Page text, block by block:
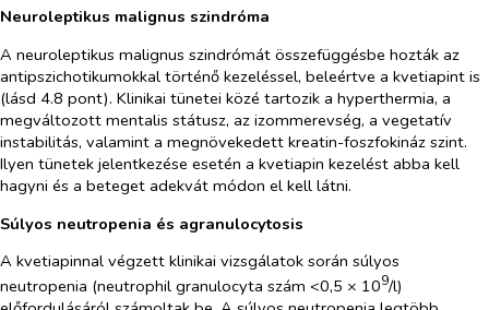
Neuroleptikus malignus szindróma
A neuroleptikus malignus szindrómát összefüggésbe hozták az
antipszichotikumokkal történő kezeléssel, beleértve a kvetiapint is
(lásd 4.8 pont). Klinikai tünetei közé tartozik a hyperthermia, a
megváltozott mentalis státusz, az izommerevség, a vegetatív
instabilitás, valamint a megnövekedett kreatin-foszfokináz szint.
Ilyen tünetek jelentkezése esetén a kvetiapin kezelést abba kell
hagyni és a beteget adekvát módon el kell látni.
Súlyos neutropenia és agranulocytosis
A kvetiapinnal végzett klinikai vizsgálatok során súlyos
neutropenia (neutrophil granulocyta szám <0,5 × 109/l)